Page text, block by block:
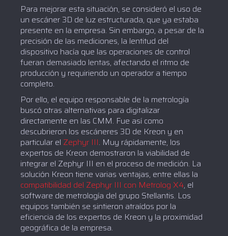
Para mejorar esta situación, se consideró el uso de
un escáner 3D de luz estructurada, que ya estaba
presente en la empresa. Sin embargo, a pesar de la
precisión de las mediciones, la lentitud del
dispositivo hacía que las operaciones de control
fueran demasiado lentas, afectando el ritmo de
producción y requiriendo un operador a tiempo
completo.
Por ello, el equipo responsable de la metrología
buscó otras alternativas para digitalizar
directamente en las CMM. Fue así como
descubrieron los escáneres 3D de Kreon y en
particular el Zephyr III. Muy rápidamente, los
expertos de Kreon demostraron la viabilidad de
integrar el Zephyr III en el proceso de medición. La
solución Kreon tiene varias ventajas, entre ellas la
compatibilidad del Zephyr III con Metrolog X4, el
software de metrología del grupo Stellantis. Los
equipos también se sintieron atraídos por la
eficiencia de los expertos de Kreon y la proximidad
geográfica de la empresa.